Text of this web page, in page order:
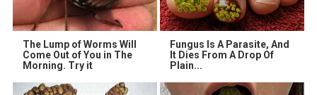
The Lump of Worms Will
Come Out of You in The
Morning. Try it
Fungus Is A Parasite, And
It Dies From A Drop Of
Plain...